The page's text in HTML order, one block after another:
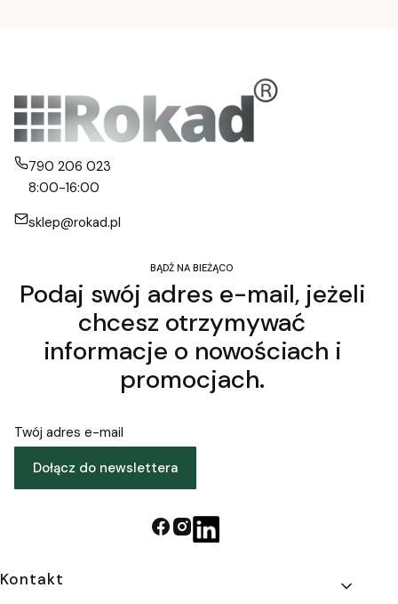
790 206 023
8:00-16:00
sklep@rokad.pl
BĄDŹ NA BIEŻĄCO
Podaj swój adres e-mail, jeżeli
chcesz otrzymywać
informacje o nowościach i
promocjach.
Twój adres e-mail
Dołącz do newslettera
Linki w stopce
Kontakt